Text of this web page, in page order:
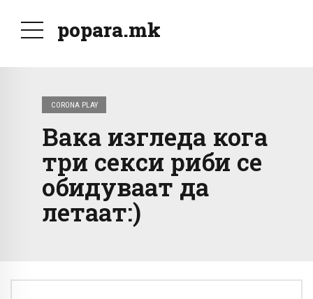
popara.mk
CORONA PLAY
Вака изгледа кога
три секси риби се
обидуваат да
летаат:)